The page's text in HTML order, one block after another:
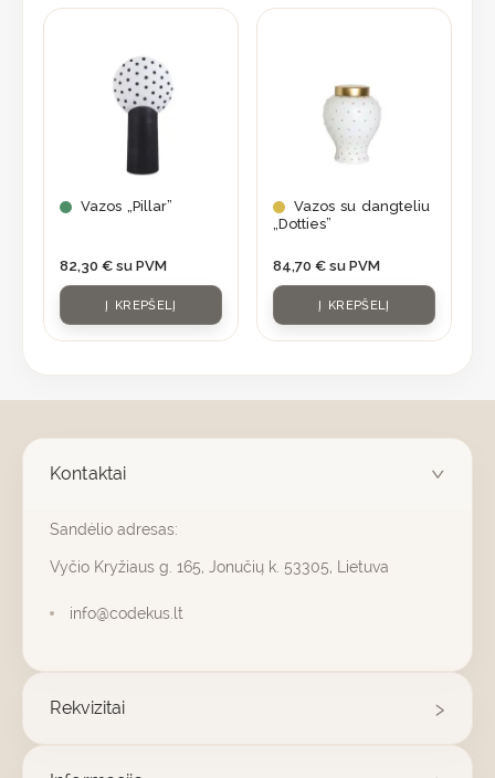
Vazos „Pillar”
82,30 € su PVM
Į KREPŠELĮ
Vazos su dangteliu
„Dotties”
84,70 € su PVM
Į KREPŠELĮ
Kontaktai
Sandėlio adresas:
Vyčio Kryžiaus g. 165, Jonučių k. 53305, Lietuva
info@codekus.lt
Rekvizitai